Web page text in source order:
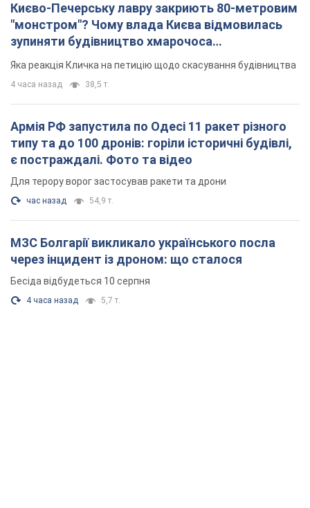
Києво-Печерську лавру закриють 80-метровим
"монстром"? Чому влада Києва відмовилась
зупиняти будівництво хмарочоса
"московського вірянина"
Яка реакція Кличка на петицію щодо скасування будівництва
4 часа назад 38,5 т.
Армія РФ запустила по Одесі 11 ракет різного
типу та до 100 дронів: горіли історичні будівлі,
є постраждалі. Фото та відео
Для терору ворог застосував ракети та дрони
час назад 54,9 т.
МЗС Болгарії викликало українського посла
через інцидент із дроном: що сталося
Бесіда відбудеться 10 серпня
4 часа назад 5,7 т.